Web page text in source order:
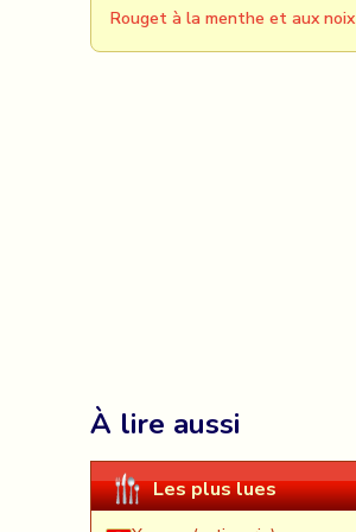
Rouget à la menthe et aux noix
À lire aussi
Les plus lues